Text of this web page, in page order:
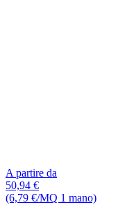
A partire da
50,94 €
(6,79 €/MQ 1 mano)